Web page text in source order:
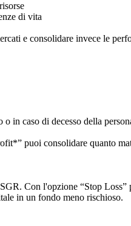
di vita
e consolidare invece le
in caso di decesso della
puoi consolidare quanto
Con l'opzione “Stop
in un fondo meno rischioso.